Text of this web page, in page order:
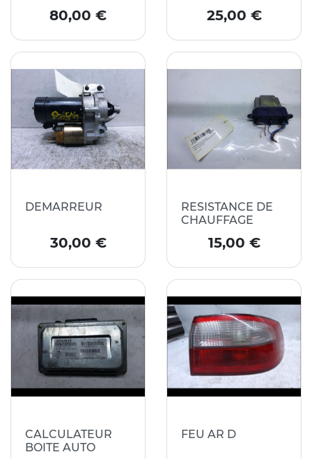
Prix
80,00 € Prix
25,00 €
DEMARREUR
Prix
30,00 €
RESISTANCE DE
CHAUFFAGE
Prix
15,00 €
CALCULATEUR
BOITE AUTO
FEU AR D